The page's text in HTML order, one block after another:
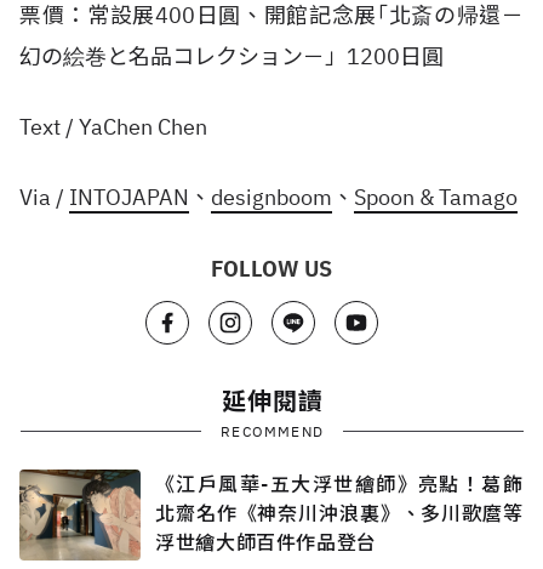
票價：常設展400日圓、開館記念展｢北斎の帰還－
幻の絵巻と名品コレクション－」1200日圓
Text / YaChen Chen
Via / INTOJAPAN 、 designboom 、 Spoon & Tamago
FOLLOW US
延伸閱讀
RECOMMEND
《江戶風華-五大浮世繪師》亮點！葛飾
北齋名作《神奈川沖浪裏》、多川歌麿等
浮世繪大師百件作品登台